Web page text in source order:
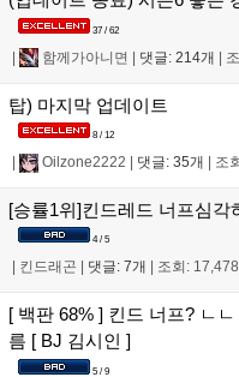
37 / 62
| 함께가아니면 | 댓글: 214개 |
탑) 마지막 업데이트
8 / 12
Oilzone2222 댓글: 35개 조
[승률1위]킨드레드 너프심각
4 / 5
킨드래곤 댓글: 7개 조회: 17,478
[ 백판 68% ] 킨드 너프? ㄴ
름 [ BJ 김시인 ]
5 / 9